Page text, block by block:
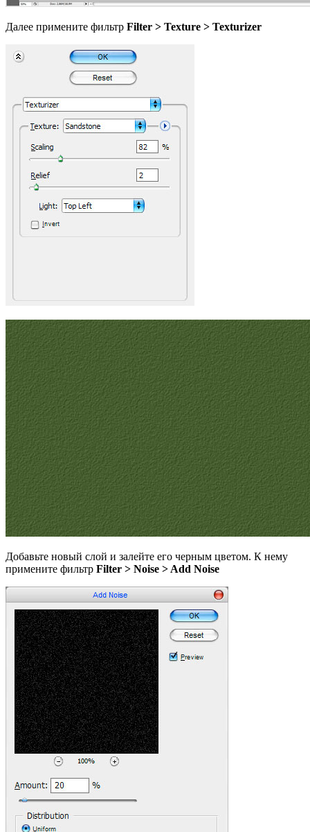
Далее примените фильтр Filter > Texture > Texturizer
Добавьте новый слой и залейте его черным цветом. К нему
примените фильтр Filter > Noise > Add Noise